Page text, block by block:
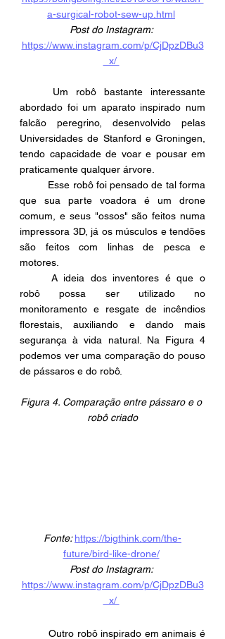
a-surgical-robot-sew-up.html
Post do Instagram:
https://www.instagram.com/p/CjDpzDBu3
_x/
abordado foi um aparato inspirado num
falcão peregrino, desenvolvido pelas
Universidades de Stanford e Groningen,
tendo capacidade de voar e pousar em
praticamente qualquer árvore.
que sua parte voadora é um drone
comum, e seus "ossos" são feitos numa
impressora 3D, já os músculos e tendões
são feitos com linhas de pesca e
motores.
robô possa ser utilizado no
monitoramento e resgate de incêndios
florestais, auxiliando e dando mais
segurança à vida natural. Na Figura 4
podemos ver uma comparação do pouso
de pássaros e do robô.
Figura 4. Comparação entre pássaro e o
robô criado
Fonte: https://bigthink.com/the-
future/bird-like-drone/
Post do Instagram:
https://www.instagram.com/p/CjDpzDBu3
_x/